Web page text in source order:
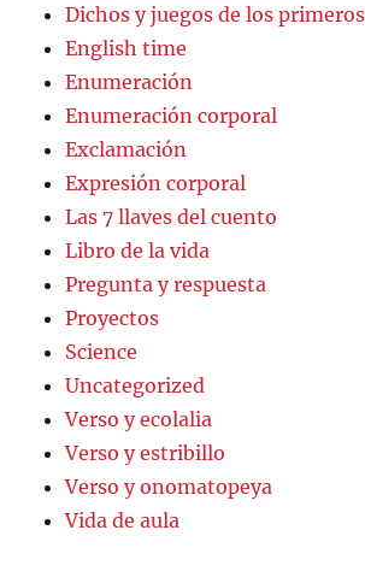
Dichos y juegos de los
English time
Enumeración
Enumeración corporal
Exclamación
Expresión corporal
Las 7 llaves del cuento
Libro de la vida
Pregunta y respuesta
Proyectos
Science
Uncategorized
Verso y ecolalia
Verso y estribillo
Verso y onomatopeya
Vida de aula